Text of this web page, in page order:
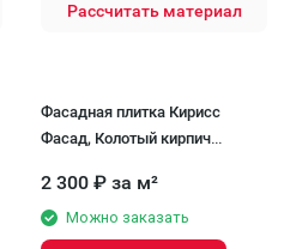
Рассчитать материал
Фасадная плитка Кирисс
Фасад, Колотый кирпич
2 300 ₽ за м²
Можно заказать